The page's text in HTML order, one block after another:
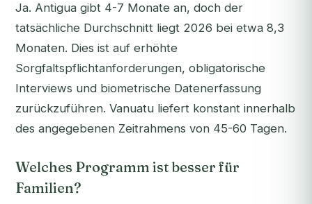
Ja. Antigua gibt 4-7 Monate an, doch der
tatsächliche Durchschnitt liegt 2026 bei etwa 8,3
Monaten. Dies ist auf erhöhte
Sorgfaltspflichtanforderungen, obligatorische
Interviews und biometrische Datenerfassung
zurückzuführen. Vanuatu liefert konstant innerhalb
des angegebenen Zeitrahmens von 45-60 Tagen.
Welches Programm ist besser für
Familien?